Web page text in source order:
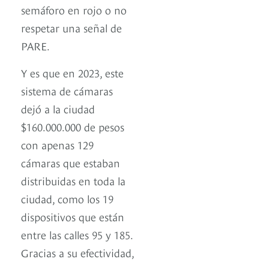
semáforo en rojo o no
respetar una señal de
PARE.
Y es que en 2023, este
sistema de cámaras
dejó a la ciudad
$160.000.000 de pesos
con apenas 129
cámaras que estaban
distribuidas en toda la
ciudad, como los 19
dispositivos que están
entre las calles 95 y 185.
Gracias a su efectividad,